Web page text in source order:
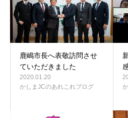
鹿嶋市長へ表敬訪問させ
ていただきました
2020.01.20
かしまJCのあれこれブログ